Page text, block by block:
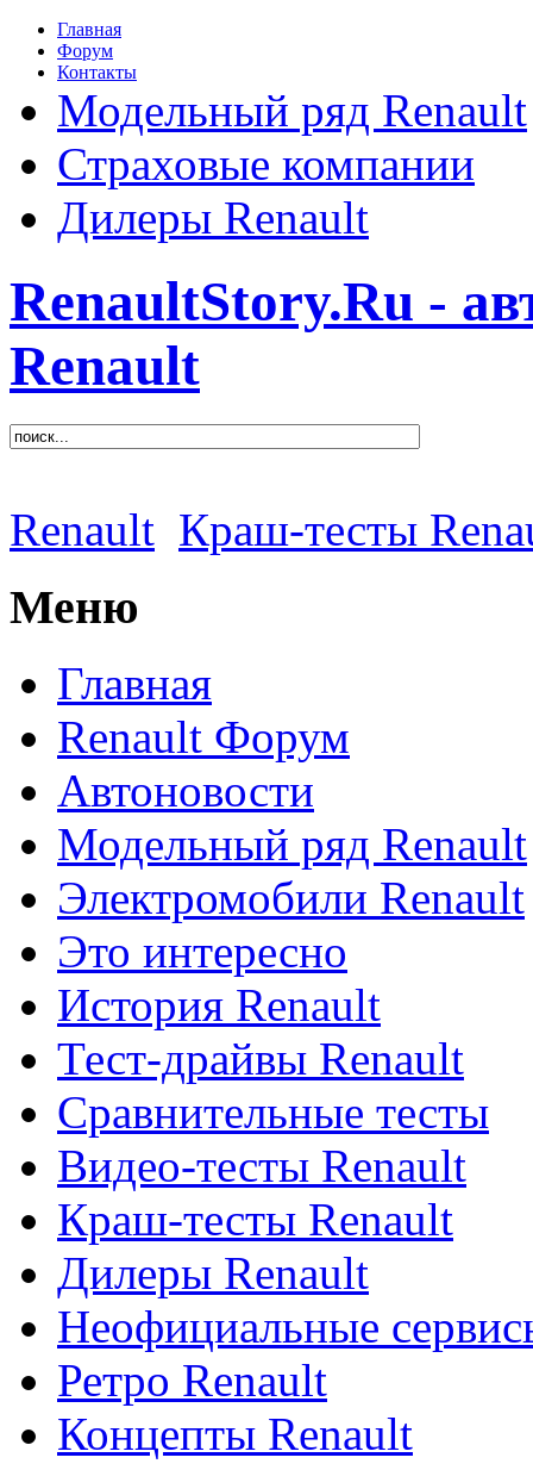
Главная
Форум
Контакты
Модельный ряд Renault
Страховые компании
Дилеры Renault
RenaultStory.Ru -
Renault
Renault Краш-тесты
Меню
Главная
Renault Форум
Автоновости
Модельный ряд Renault
Электромобили Renault
Это интересно
История Renault
Тест-драйвы Renault
Сравнительные тесты
Видео-тесты Renault
Краш-тесты Renault
Дилеры Renault
Неофициальные
Ретро Renault
Концепты Renault